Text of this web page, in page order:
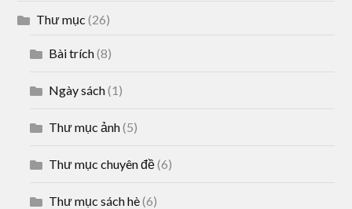
Thư mục (26)
Bài trích(8)
Ngày sách(1)
Thư mục ảnh(5)
Thư mục chuyên đề(6)
Thư mục sách hè(6)